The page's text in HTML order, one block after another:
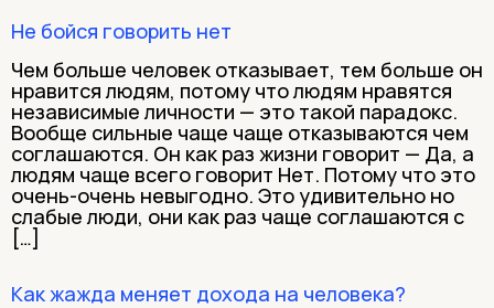
Не бойся говорить нет
Чем больше человек отказывает, тем больше он
нравится людям, потому что людям нравятся
независимые личности — это такой парадокс.
Вообще сильные чаще чаще отказываются чем
соглашаются. Он как раз жизни говорит — Да, а
людям чаще всего говорит Нет. Потому что это
очень-очень невыгодно. Это удивительно но
слабые люди, они как раз чаще соглашаются с
[…]
Как жажда меняет дохода на человека?